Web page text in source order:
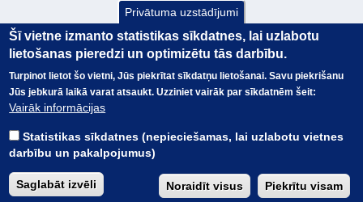
© Valsts kase 2017
Visas tiesības
EK GRĀMATVEDĪBAS KURSS
TERMINI
BUJ
PIEKĻŪSTAMĪBAS PAZIŅOJUMS
Privātuma uzstādījumi
Šī vietne izmanto statistikas sīkdatnes, lai uzlabotu
lietošanas pieredzi un optimizētu tās darbību.
Turpinot lietot šo vietni, Jūs piekrītat sīkdatņu lietošanai. Savu piekrišanu
Jūs jebkurā laikā varat atsaukt. Uzziniet vairāk par sīkdatnēm šeit:
Vairāk informācijas
Statistikas sīkdatnes (nepieciešamas, lai uzlabotu vietnes
darbību un pakalpojumus)
Saglabāt izvēli Noraidīt visus Piekrītu visam